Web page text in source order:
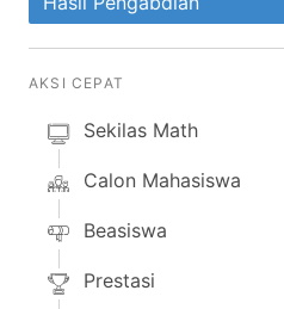
AKSI CEPAT
Sekilas Math
Calon Mahasiswa
Beasiswa
Prestasi